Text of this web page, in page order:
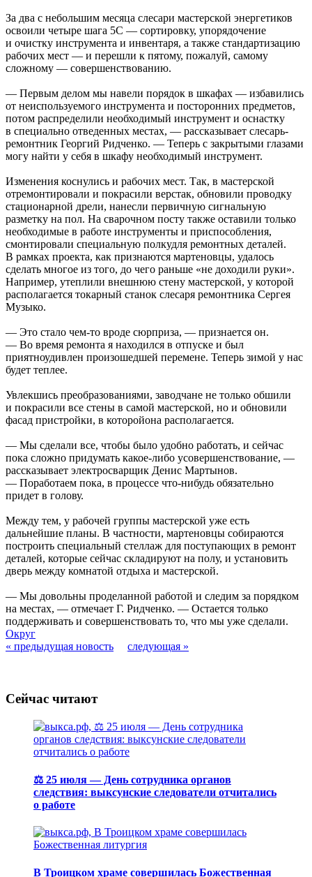
За два с небольшим месяца слесари мастерской энергетиков
освоили четыре шага 5С — сортировку, упорядочение
и очистку инструмента и инвентаря, а также стандартизацию
рабочих мест — и перешли к пятому, пожалуй, самому
сложному — совершенствованию.
— Первым делом мы навели порядок в шкафах — избавились
от неиспользуемого инструмента и посторонних предметов,
потом распределили необходимый инструмент и оснастку
в специально отведенных местах, — рассказывает слесарь-
ремонтник Георгий Ридченко. — Теперь с закрытыми глазами
могу найти у себя в шкафу необходимый инструмент.
Изменения коснулись и рабочих мест. Так, в мастерской
отремонтировали и покрасили верстак, обновили проводку
стационарной дрели, нанесли первичную сигнальную
разметку на пол. На сварочном посту также оставили только
необходимые в работе инструменты и приспособления,
смонтировали специальную полкудля ремонтных деталей.
В рамках проекта, как признаются мартеновцы, удалось
сделать многое из того, до чего раньше «не доходили руки».
Например, утеплили внешнюю стену мастерской, у которой
располагается токарный станок слесаря ремонтника Сергея
Музыко.
— Это стало чем-то вроде сюрприза, — признается он.
— Во время ремонта я находился в отпуске и был
приятноудивлен произошедшей перемене. Теперь зимой у нас
будет теплее.
Увлекшись преобразованиями, заводчане не только обшили
и покрасили все стены в самой мастерской, но и обновили
фасад пристройки, в которойона располагается.
— Мы сделали все, чтобы было удобно работать, и сейчас
пока сложно придумать какое-либо усовершенствование, —
рассказывает электросварщик Денис Мартынов.
— Поработаем пока, в процессе что-нибудь обязательно
придет в голову.
Между тем, у рабочей группы мастерской уже есть
дальнейшие планы. В частности, мартеновцы собираются
построить специальный стеллаж для поступающих в ремонт
деталей, которые сейчас складируют на полу, и установить
дверь между комнатой отдыха и мастерской.
— Мы довольны проделанной работой и следим за порядком
на местах, — отмечает Г. Ридченко. — Остается только
поддерживать и совершенствовать то, что мы уже сделали.
Округ
« предыдущая новость
следующая »
Сейчас читают
⚖️ 25 июля — День сотрудника органов
следствия: выксунские следователи отчитались
о работе
В Троицком храме совершилась Божественная